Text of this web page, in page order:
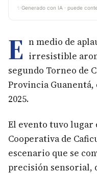
✨ Generado con IA · puede
E n medio de
irresistible
segundo Torneo de
Provincia Guanentá,
2025.
El evento tuvo lugar
Cooperativa de
escenario que se
precisión sensorial,